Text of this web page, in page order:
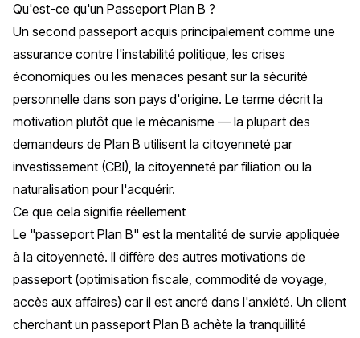
Qu'est-ce qu'un Passeport Plan B ?
Un second passeport acquis principalement comme une
assurance contre l'instabilité politique, les crises
économiques ou les menaces pesant sur la sécurité
personnelle dans son pays d'origine. Le terme décrit la
motivation plutôt que le mécanisme — la plupart des
demandeurs de Plan B utilisent la citoyenneté par
investissement (CBI), la citoyenneté par filiation ou la
naturalisation pour l'acquérir.
Ce que cela signifie réellement
Le "passeport Plan B" est la mentalité de survie appliquée
à la citoyenneté. Il diffère des autres motivations de
passeport (optimisation fiscale, commodité de voyage,
accès aux affaires) car il est ancré dans l'anxiété. Un client
cherchant un passeport Plan B achète la tranquillité